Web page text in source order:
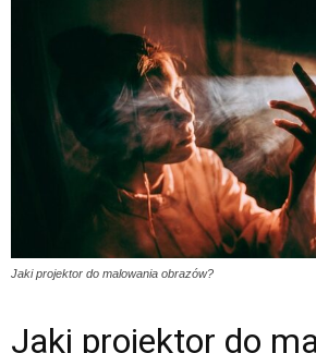
Jaki projektor do malowania obrazów?
Jaki projektor do